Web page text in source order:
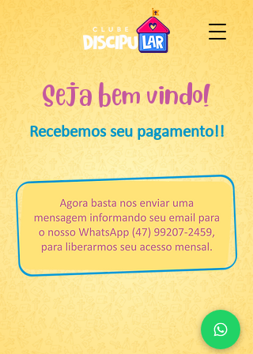
Seja bem vindo!
Recebemos seu pagamento!!